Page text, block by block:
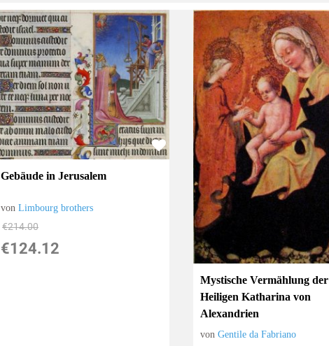
Gebäude in Jerusalem
vonLimbourg brothers
€214.00
€124.12
Mystische Vermählung der
Heiligen Katharina von
Alexandrien
vonGentile da Fabriano